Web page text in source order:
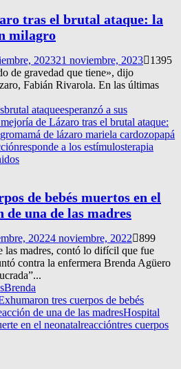
tras el brutal ataque: la
milagro
202321 noviembre, 2023
1395
de gravedad que tiene», dijo
Fabián Rivarola. En las últimas
brutal ataqueesperanzó a sus
de Lázaro tras el brutal ataque:
mamá de lázaro mariela cardozopapá
responde a los estímulosterapia
de bebés muertos en el
una de las madres
20224 noviembre, 2022
899
las madres, contó lo difícil que fue
contra la enfermera Brenda Agüero
Brenda
tres cuerpos de bebés
de una de las madresHospital
en el neonatalreaccióntres cuerpos